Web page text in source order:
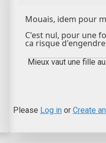
Mouais, idem pour
C'est nul, pour une
ca risque
Mieux vaut une fille
Please Log inor Create